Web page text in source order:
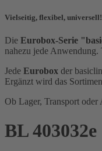
Vielseitig, flexibel, universell!
Die Eurobox-Serie
nahezu jede
Jede Eurobox der
Ergänzt wird das
Ob Lager, Transport
BL 403032e